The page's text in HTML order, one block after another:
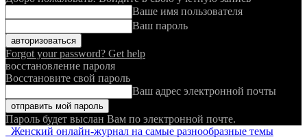
Ваше имя пользователя
Ваш пароль
Forgot your password? Get help
восстановление пароля
Восстановите свой пароль
Ваш адрес электронной почты
Пароль будет выслан Вам по электронной почте.
Женский онлайн-журнал на самые разнообразные темы